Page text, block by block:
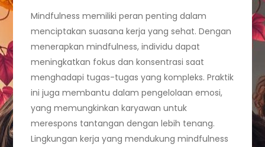
Mindfulness memiliki peran penting dalam
menciptakan suasana kerja yang sehat. Dengan
menerapkan mindfulness, individu dapat
meningkatkan fokus dan konsentrasi saat
menghadapi tugas-tugas yang kompleks. Praktik
ini juga membantu dalam pengelolaan emosi,
yang memungkinkan karyawan untuk
merespons tantangan dengan lebih tenang.
Lingkungan kerja yang mendukung mindfulness